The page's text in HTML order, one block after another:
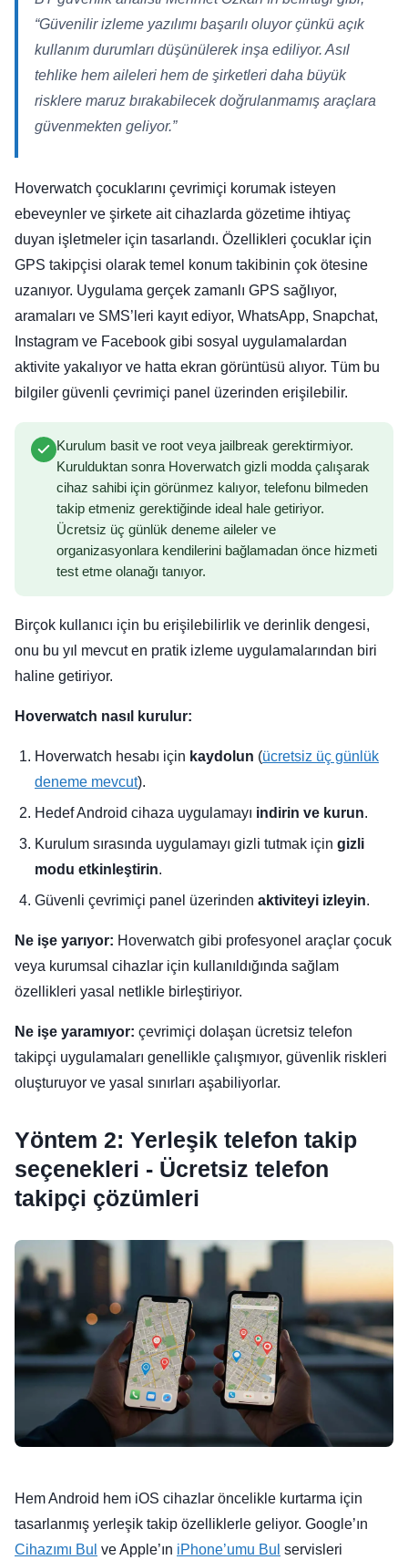
“Güvenilir izleme yazılımı başarılı oluyor çünkü açık
kullanım durumları düşünülerek inşa ediliyor. Asıl
tehlike hem aileleri hem de şirketleri daha büyük
risklere maruz bırakabilecek doğrulanmamış araçlara
güvenmekten geliyor.”
Hoverwatch çocuklarını çevrimiçi korumak isteyen
ebeveynler ve şirkete ait cihazlarda gözetime ihtiyaç
duyan işletmeler için tasarlandı. Özellikleri çocuklar için
GPS takipçisi olarak temel konum takibinin çok ötesine
uzanıyor. Uygulama gerçek zamanlı GPS sağlıyor,
aramaları ve SMS’leri kayıt ediyor, WhatsApp, Snapchat,
Instagram ve Facebook gibi sosyal uygulamalardan
aktivite yakalıyor ve hatta ekran görüntüsü alıyor. Tüm bu
bilgiler güvenli çevrimiçi panel üzerinden erişilebilir.
Kurulum basit ve root veya jailbreak gerektirmiyor.
Kurulduktan sonra Hoverwatch gizli modda çalışarak
cihaz sahibi için görünmez kalıyor, telefonu bilmeden
takip etmeniz gerektiğinde ideal hale getiriyor.
Ücretsiz üç günlük deneme aileler ve
organizasyonlara kendilerini bağlamadan önce hizmeti
test etme olanağı tanıyor.
Birçok kullanıcı için bu erişilebilirlik ve derinlik dengesi,
onu bu yıl mevcut en pratik izleme uygulamalarından biri
haline getiriyor.
Hoverwatch nasıl kurulur:
Hoverwatch hesabı için kaydolun (ücretsiz üç günlük
deneme mevcut).
Hedef Android cihaza uygulamayı indirin ve kurun.
Kurulum sırasında uygulamayı gizli tutmak için gizli
modu etkinleştirin.
Güvenli çevrimiçi panel üzerinden aktiviteyi izleyin.
Ne işe yarıyor: Hoverwatch gibi profesyonel araçlar çocuk
veya kurumsal cihazlar için kullanıldığında sağlam
özellikleri yasal netlikle birleştiriyor.
Ne işe yaramıyor: çevrimiçi dolaşan ücretsiz telefon
takipçi uygulamaları genellikle çalışmıyor, güvenlik riskleri
oluşturuyor ve yasal sınırları aşabiliyorlar.
Yöntem 2: Yerleşik telefon takip
seçenekleri - Ücretsiz telefon
takipçi çözümleri
Hem Android hem iOS cihazlar öncelikle kurtarma için
tasarlanmış yerleşik takip özelliklerle geliyor. Google’ın
Cihazımı Bul ve Apple’ın iPhone’umu Bul servisleri